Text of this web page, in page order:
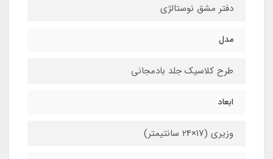
دفتر مشق نوستالژی
مدل
طرح کلاسیک جلد بادمجانی
ابعاد
وزیری (17×24 سانتیمتر)